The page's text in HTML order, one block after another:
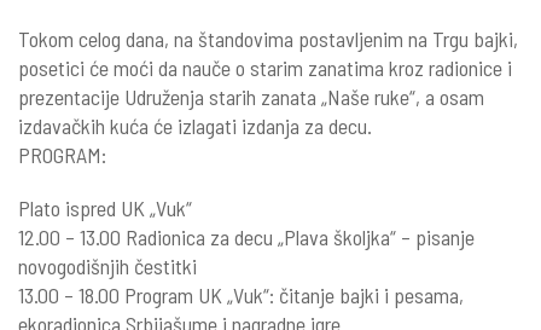
Tokom celog dana, na štandovima postavljenim na Trgu bajki,
posetici će moći da nauče o starim zanatima kroz radionice i
prezentacije Udruženja starih zanata „Naše ruke“, a osam
izdavačkih kuća će izlagati izdanja za decu.
PROGRAM:
Plato ispred UK „Vuk“
12.00 – 13.00 Radionica za decu „Plava školjka“ – pisanje
novogodišnjih čestitki
13.00 – 18.00 Program UK „Vuk“: čitanje bajki i pesama,
ekoradionica Srbijašume i nagradne igre